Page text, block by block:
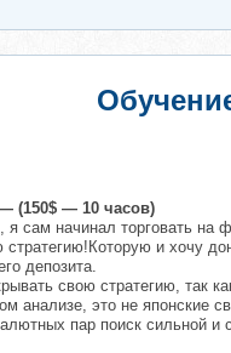
(150$ — 10 часов)
сам начинал торговать на
и хочу
депозита.
свою стратегию, так
анализе, это не японские
пар поиск сильной и